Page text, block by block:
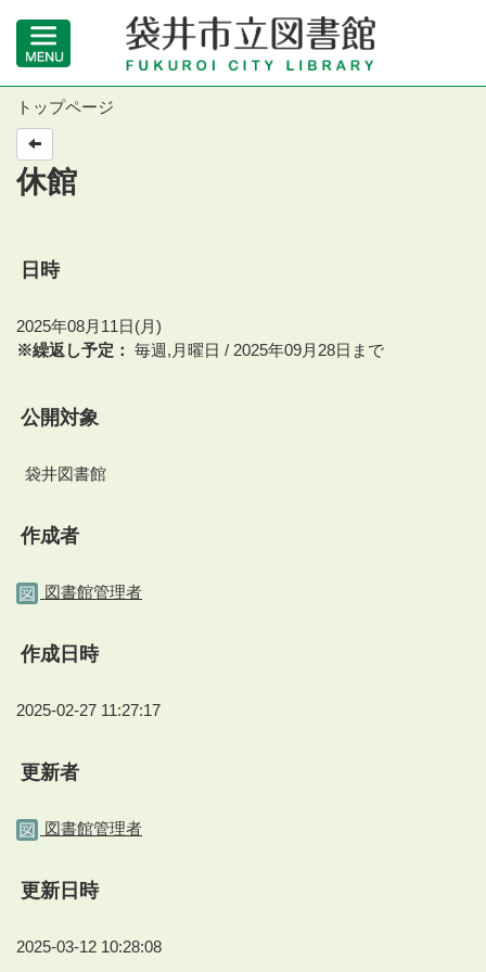
トップページ
休館
日時
2025年08月11日(月)
※繰返し予定： 毎週,月曜日 / 2025年09月28日まで
公開対象
袋井図書館
作成者
図書館管理者
作成日時
2025-02-27 11:27:17
更新者
図書館管理者
更新日時
2025-03-12 10:28:08